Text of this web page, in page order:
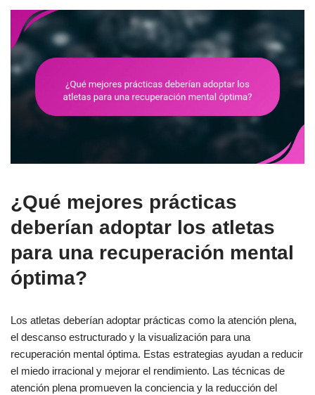
¿Qué mejores prácticas
deberían adoptar los atletas
para una recuperación mental
óptima?
Los atletas deberían adoptar prácticas como la atención plena,
el descanso estructurado y la visualización para una
recuperación mental óptima. Estas estrategias ayudan a reducir
el miedo irracional y mejorar el rendimiento. Las técnicas de
atención plena promueven la conciencia y la reducción del